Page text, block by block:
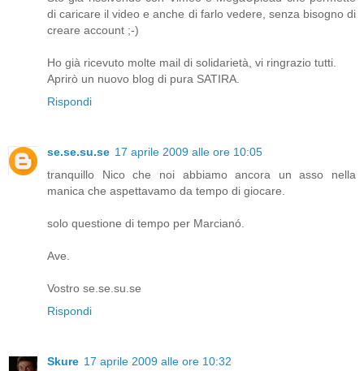
di caricare il video e anche di farlo vedere, senza bisogno di
creare account ;-)
Ho già ricevuto molte mail di solidarietà, vi ringrazio tutti.
Aprirò un nuovo blog di pura SATIRA.
Rispondi
se.se.su.se 17 aprile 2009 alle ore 10:05
tranquillo Nico che noi abbiamo ancora un asso nella
manica che aspettavamo da tempo di giocare.
solo questione di tempo per Marcianó.
Ave.
Vostro se.se.su.se
Rispondi
Skure 17 aprile 2009 alle ore 10:32